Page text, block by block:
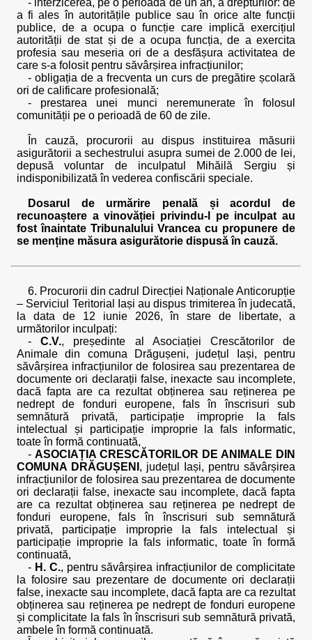
- interzicerea, pe o perioadă de un an, a drepturilor: de
a fi ales în autoritățile publice sau în orice alte funcții
publice, de a ocupa o funcție care implică exercițiul
autorității de stat și de a ocupa funcția, de a exercita
profesia sau meseria ori de a desfășura activitatea de
care s-a folosit pentru săvârșirea infracțiunilor;
- obligația de a frecventa un curs de pregătire școlară
ori de calificare profesională;
- prestarea unei munci neremunerate în folosul
comunității pe o perioadă de 60 de zile.
În cauză, procurorii au dispus instituirea măsurii
asigurătorii a sechestrului asupra sumei de 2.000 de lei,
depusă voluntar de inculpatul Mihăilă Sergiu și
indisponibilizată în vederea confiscării speciale.
Dosarul de urmărire penală și acordul de
recunoaștere a vinovăției privindu-l pe inculpat au
fost înaintate Tribunalului Vrancea cu propunere de
se menține măsura asigurătorie dispusă în cauză.
6. Procurorii din cadrul Direcției Naționale Anticorupție
– Serviciul Teritorial Iași au dispus trimiterea în judecată,
la data de 12 iunie 2026, în stare de libertate, a
următorilor inculpați:
-C.V., președinte al Asociației Crescătorilor de
Animale din comuna Drăgușeni, județul Iași, pentru
săvârșirea infracțiunilor de folosirea sau prezentarea de
documente ori declarații false, inexacte sau incomplete,
dacă fapta are ca rezultat obținerea sau reținerea pe
nedrept de fonduri europene, fals în înscrisuri sub
semnătură privată, participație improprie la fals
intelectual și participație improprie la fals informatic,
toate în formă continuată,
- ASOCIAȚIA CRESCĂTORILOR DE ANIMALE DIN
COMUNA DRĂGUȘENI , județul Iași, pentru săvârșirea
infracțiunilor de folosirea sau prezentarea de documente
ori declarații false, inexacte sau incomplete, dacă fapta
are ca rezultat obținerea sau reținerea pe nedrept de
fonduri europene, fals în înscrisuri sub semnătură
privată, participație improprie la fals intelectual și
participație improprie la fals informatic, toate în formă
continuată,
- H. C., pentru săvârșirea infracțiunilor de complicitate
la folosire sau prezentare de documente ori declarații
false, inexacte sau incomplete, dacă fapta are ca rezultat
obținerea sau reținerea pe nedrept de fonduri europene
și complicitate la fals în înscrisuri sub semnătură privată,
ambele în formă continuată.